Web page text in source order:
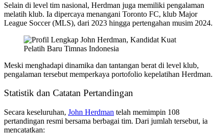
Selain di level tim nasional, Herdman juga memiliki pengalaman
melatih klub. Ia dipercaya menangani Toronto FC, klub Major
League Soccer (MLS), dari 2023 hingga pertengahan musim 2024.
Meski menghadapi dinamika dan tantangan berat di level klub,
pengalaman tersebut memperkaya portofolio kepelatihan Herdman.
Statistik dan Catatan Pertandingan
Secara keseluruhan, John Herdman telah memimpin 108
pertandingan resmi bersama berbagai tim. Dari jumlah tersebut, ia
mencatatkan: